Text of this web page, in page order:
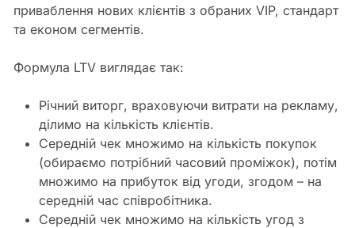
приваблення нових клієнтів з обраних VIP, стандарт
та економ сегментів.
Формула LTV виглядає так:
Річний виторг, враховуючи витрати на рекламу,
ділимо на кількість клієнтів.
Середній чек множимо на кількість покупок
(обираємо потрібний часовий проміжок), потім
множимо на прибуток від угоди, згодом – на
середній час співробітника.
Середній чек множимо на кількість угод з